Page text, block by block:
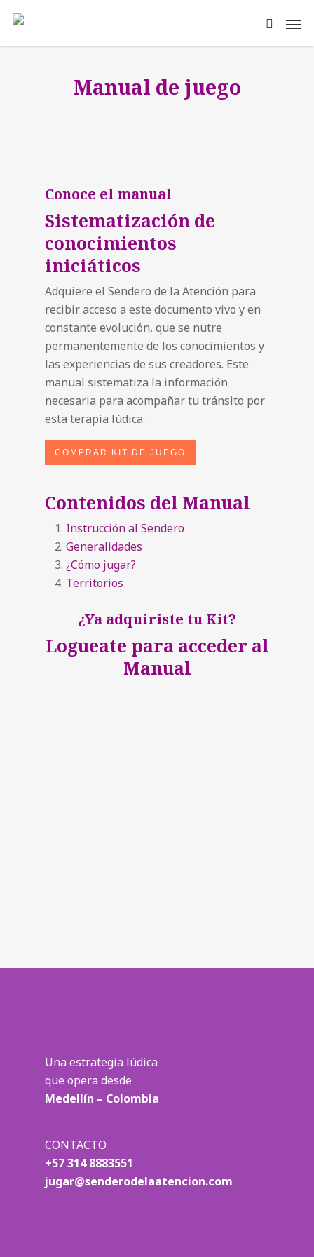
Manual de juego
Conoce el manual
Sistematización de
conocimientos
iniciáticos
Adquiere el Sendero de la Atención para
recibir acceso a este documento vivo y en
constante evolución, que se nutre
permanentemente de los conocimientos y
las experiencias de sus creadores. Este
manual sistematiza la información
necesaria para acompañar tu tránsito por
esta terapia lúdica.
COMPRAR KIT DE JUEGO
Contenidos del Manual
Instrucción al Sendero
Generalidades
¿Cómo jugar?
Territorios
¿Ya adquiriste tu Kit?
Logueate para acceder al
Manual
Una estrategia lúdica
que opera desde
Medellín – Colombia
CONTACTO
+57 314 8883551
jugar@senderodelaatencion.com